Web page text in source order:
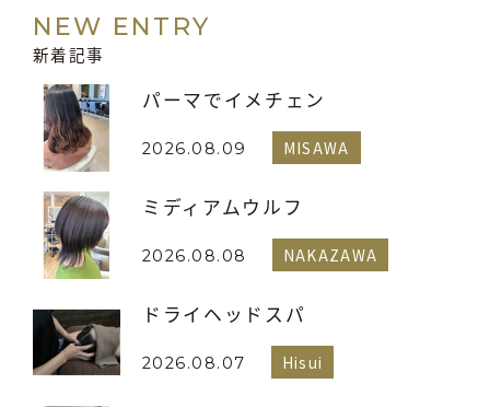
NEW ENTRY
新着記事
パーマでイメチェン
2026.08.09 MISAWA
ミディアムウルフ
2026.08.08 NAKAZAWA
ドライヘッドスパ
2026.08.07 Hisui